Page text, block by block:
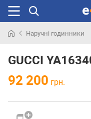
раніше
Наручні годинники
GUCCI
92 200 грн.